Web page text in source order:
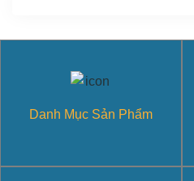
Danh Mục Sản Phẩm